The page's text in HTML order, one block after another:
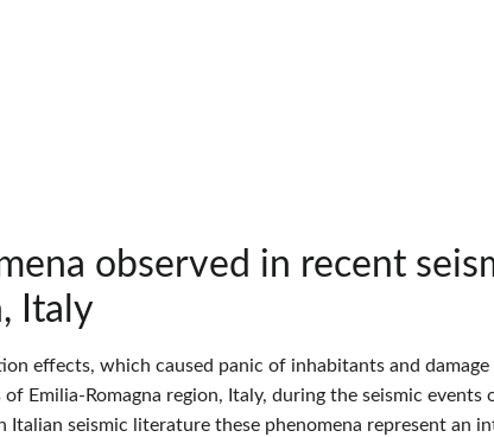
observed in recent
Italy
effects, which caused panic of inhabitants and damage
Emilia-Romagna region, Italy, during the seismic
seismic literature these phenomena represent an